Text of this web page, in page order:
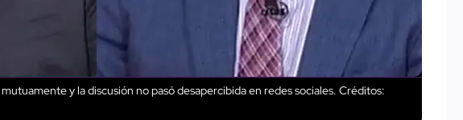
y la discusión no pasó desapercibida en redes sociales. Créditos: